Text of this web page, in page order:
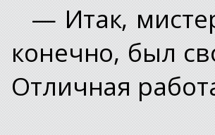
— Итак,
конечно, был
Отличная